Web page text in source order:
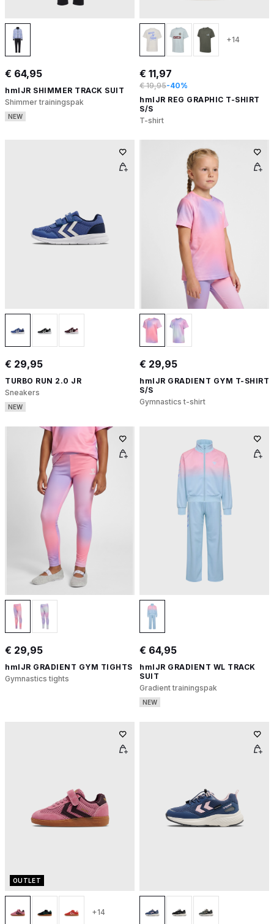
€ 64,95
hmlJR SHIMMER TRACK SUIT
Shimmer trainingspak
NEW
+14
€ 11,97
€ 19,95-40%
hmlJR REG GRAPHIC T-SHIRT
S/S
T-shirt
€ 29,95
TURBO RUN 2.0 JR
Sneakers
NEW
€ 29,95
hmlJR GRADIENT GYM T-SHIRT
S/S
Gymnastics t-shirt
€ 29,95
hmlJR GRADIENT GYM TIGHTS
Gymnastics tights
€ 64,95
hmlJR GRADIENT WL TRACK
SUIT
Gradient trainingspak
NEW
OUTLET
+14